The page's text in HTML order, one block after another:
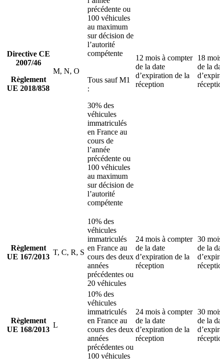
Directive CE
2007/46
Règlement
UE 2018/858
M, N, O
précédente ou
100 véhicules
au maximum
sur décision de
l’autorité
compétente
12 mois à compter
de la date
d’expiration de la
réception
18
de la
Tous sauf M1
:
30% des
véhicules
immatriculés
en France au
cours de
l’année
précédente ou
100 véhicules
au maximum
sur décision de
l’autorité
compétente
Règlement
UE 167/2013
T, C, R, S
10% des
véhicules
immatriculés
en France au
cours des deux
années
précédentes ou
20 véhicules
24 mois à compter
de la date
d’expiration de la
réception
30
de la
Règlement
UE 168/2013
L
10% des
véhicules
immatriculés
en France au
cours des deux
années
précédentes ou
100 véhicules
24 mois à compter
de la date
d’expiration de la
réception
30
de la